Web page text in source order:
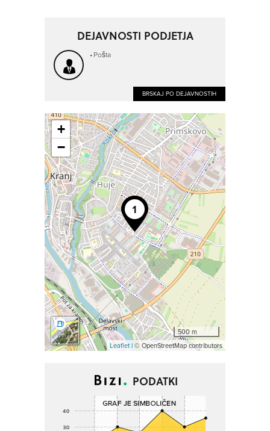
DEJAVNOSTI PODJETJA
Pošta
BRSKAJ PO DEJAVNOSTIH
+
−
500 m
Leaflet| © OpenStreetMap contributors
PODATKI